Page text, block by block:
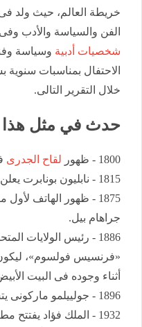
خريطة العالم، حيث ولد
الفن والسياسة والأدب
شخصيات أدبية وسياسة
الاحتفال بمناسبات
خلال التقرير التالى.
حدث في مثل هذا
1800 - ظهور لقاح الجدرى
1815 - نابليون بونابرت يعلن عن دستور الحرية فى فرنسا.
1875 - ظهور الهاتف
جراهام بيل.
1886 - رئيس الولايات
«فرنسيس فولسوم»،
أثناء وجوده فى البيت
1896 - جولييلمو ماركونى يتسلم براءة اختراع المذياع.
1932 - الملك فؤاد